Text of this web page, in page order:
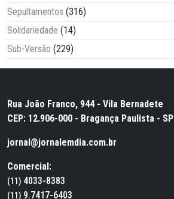
Sepultamentos (316)
Solidariedade (14)
Sub-Versão (229)
Rua João Franco, 944 - Vila Bernadete
CEP: 12.906-000 - Bragança Paulista - SP
jornal@jornalemdia.com.br
Comercial:
(11) 4033-8383
(11) 9.7417-6403